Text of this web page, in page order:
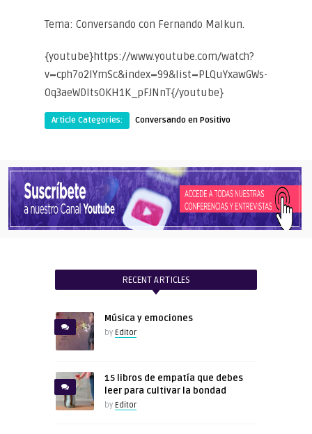
Tema: Conversando con Fernando Malkun.
{youtube}https://www.youtube.com/watch?
v=cph7o2IYmSc&index=99&list=PLQuYxawGWs-
0q3aeWDItsOKH1K_pFJNnT{/youtube}
Article Categories: Conversando en Positivo
RECENT ARTICLES
Música y emociones
by Editor
15 libros de empatía que debes
leer para cultivar la bondad
by Editor